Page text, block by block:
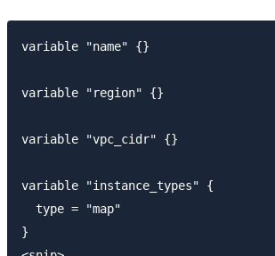
variable "name" {}
variable "region" {}
variable "vpc_cidr" {}
variable "instance_types" {
  type = "map"
}